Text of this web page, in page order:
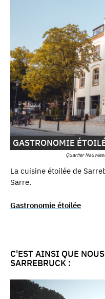
Quartier
GASTRONOMIE
La cuisine étoilée de
Sarre.
Gastronomie étoilée
C'EST AINSI QUE
SARREBRUCK :